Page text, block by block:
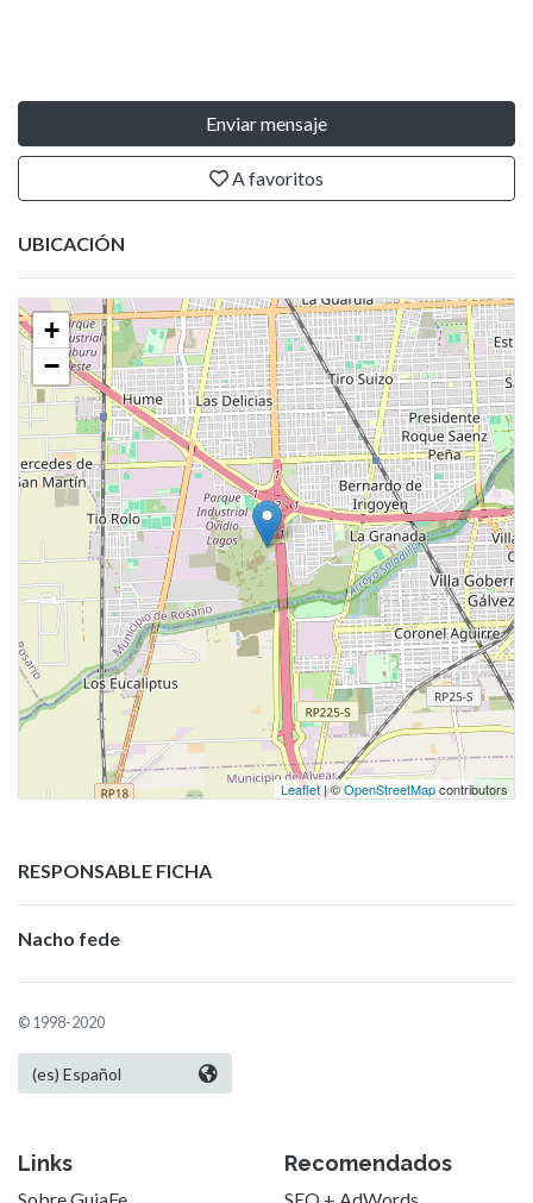
Enviar mensaje
A favoritos
UBICACIÓN
+
−
Leaflet | ©OpenStreetMapcontributors
RESPONSABLE FICHA
Nacho fede
© 1998-2020
Links Recomendados